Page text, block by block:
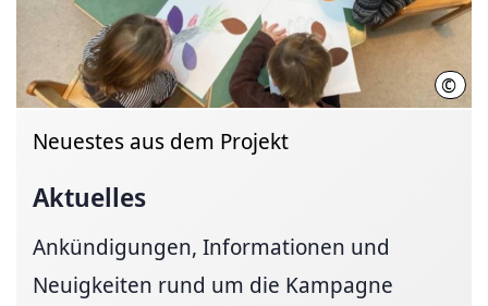
©
Neuestes aus dem Projekt
Aktuelles
Ankündigungen, Informationen und
Neuigkeiten rund um die Kampagne